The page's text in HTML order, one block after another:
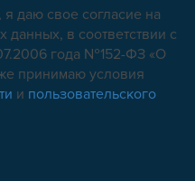
даю свое согласие на
данных, в соответствии с
года №152-ФЗ «О
принимаю условия
и пользовательского